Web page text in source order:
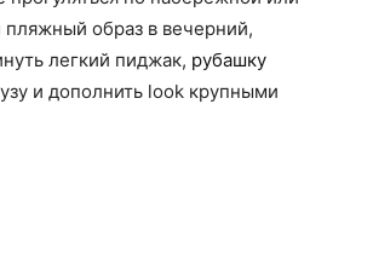
пляжный образ в вечерний,
легкий пиджак, рубашку
и дополнить look крупными